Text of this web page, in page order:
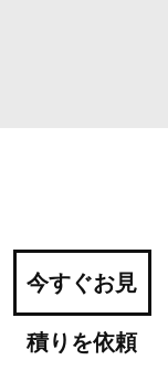
今すぐお見
積りを依頼